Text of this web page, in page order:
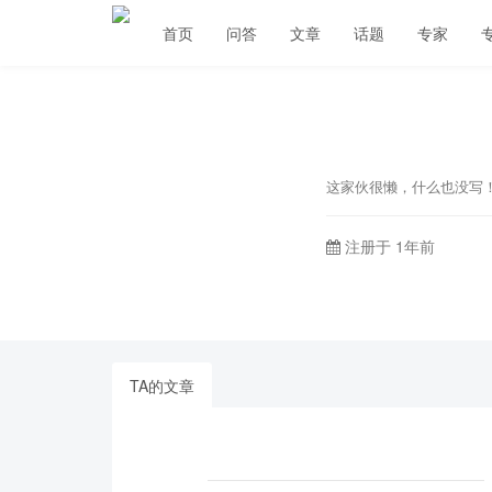
首页 问答 文章 话题 专家
这家伙很懒，什么也没写！
注册于 1年前
TA的文章